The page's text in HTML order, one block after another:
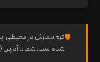
شده است. شما با آدرس (